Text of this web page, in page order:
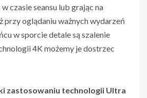
czasie seansu lub grając na
przy oglądaniu ważnych wydarzeń
w sporcie detale są szalenie
4K możemy je dostrzec
zastosowaniu technologii Ultra